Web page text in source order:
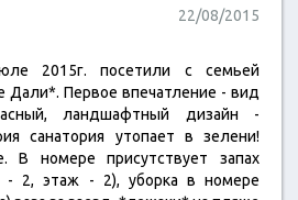
22/08/2015
2015г. посетили с семьей
Дали*. Первое впечатление - вид
ландшафтный дизайн -
санатория утопает в зелени!
В номере присутствует запах
- 2, этаж - 2), уборка в номере